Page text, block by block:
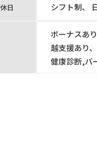
日 シフト制、
ボーナスあ
越支援あり
健康診断,バ